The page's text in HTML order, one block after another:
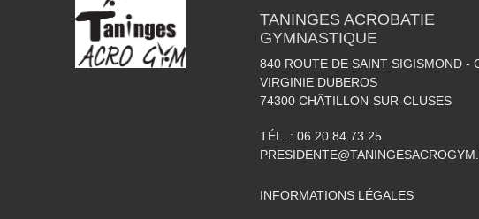
TANINGES ACROBATIE
GYMNASTIQUE
840 ROUTE DE SAINT SIGISMOND -
VIRGINIE DUBEROS
74300 CHÂTILLON-SUR-CLUSES
TÉL. : 06.20.84.73.25
INFORMATIONS LÉGALES